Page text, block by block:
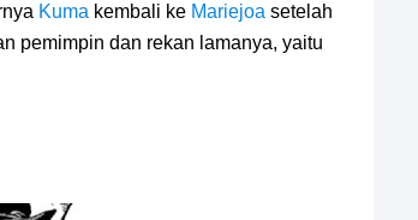
Kuma kembali ke Mariejoa setelah
pemimpin dan rekan lamanya, yaitu